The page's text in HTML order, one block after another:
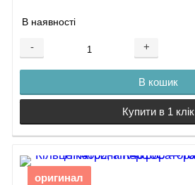
В наявності
- +
В кошик
Купити в 1 клік
оригинал